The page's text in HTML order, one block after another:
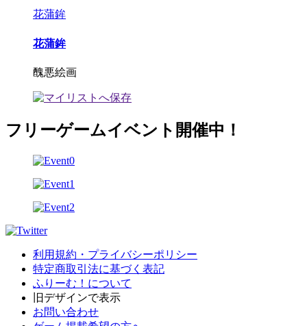
花蒲鉾
花蒲鉾
醜悪絵画
フリーゲームイベント開催中！
利用規約・プライバシーポリシー
特定商取引法に基づく表記
ふりーむ！について
旧デザインで表示
お問い合わせ